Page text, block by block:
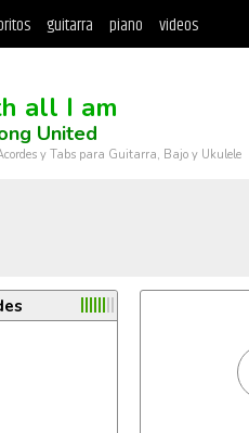
guitarra piano videos
all I am
United
y Tabs para Guitarra, Bajo y Ukulele